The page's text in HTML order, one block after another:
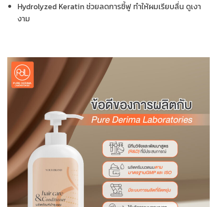
Hydrolyzed Keratin ช่วยลดการชี้ฟู ทำให้ผมเรียบลื่น ดูเงา
งาม